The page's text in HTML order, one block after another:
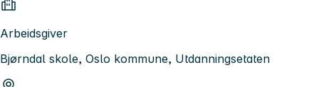
Arbeidsgiver
Bjørndal skole, Oslo kommune, Utdanningsetaten